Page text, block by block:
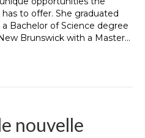
to offer. She graduated
Bachelor of Science degree
Brunswick with a Master…
nouvelle